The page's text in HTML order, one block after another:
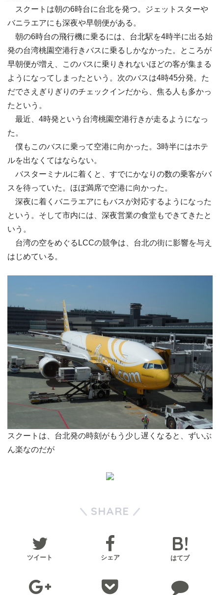
スクートは朝の6時台に台北を発つ。ジェットスターや
バニラエアにも深夜や早朝便がある。
朝の6時台の飛行機に乗るには、台北駅を4時半に出る始
発の台湾桃園空港行きバスに乗るしかなかった。ところが
早朝便が増え、このバスに乗りきれないほどの客が集まる
ようになってしまったという。次のバスは4時45分発。た
だでさえぎりぎりのチェックインだから、焦る人も多かっ
たという。
最近、4時発という台湾桃園空港行きが走るようになっ
た。
僕もこのバスに乗って空港に向かった。3時半にはホテ
ルを出なくてはならない。
バスターミナルに着くと、すでにかなりの数の乗客がバ
スを待っていた。ほぼ満席で空港に向かった。
深夜に着くバニラエアにもバスが対応するようになった
という。そして市内には、深夜営業の食堂もできてきたと
いう。
台湾の空をめぐるLCCの競争は、台北の街に影響を与え
はじめている。
スクートは、台北発の時刻がもう少し遅くなると、ずいぶ
ん楽なのだが
SHARE
ツイート シェア はてブ